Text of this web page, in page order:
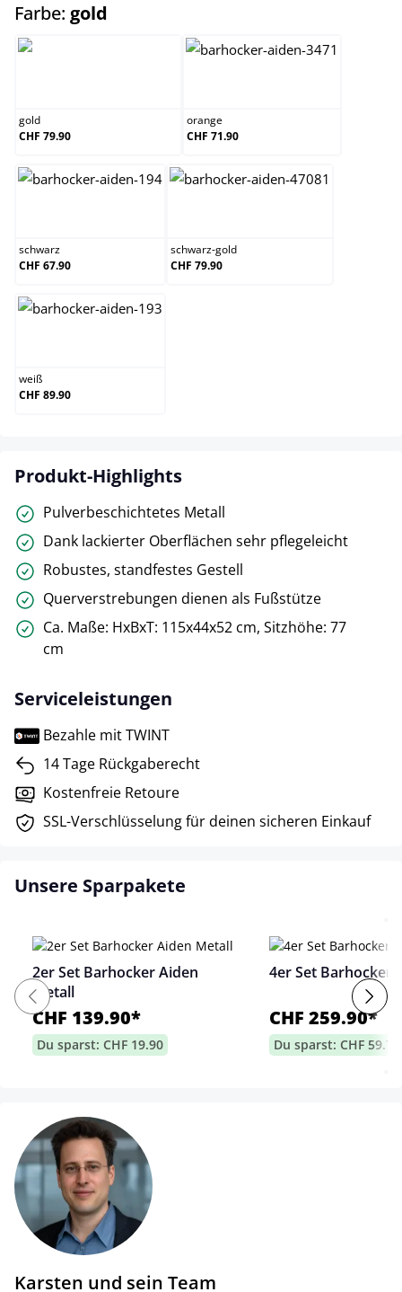
Farbe: gold
gold
CHF 79.90
orange
CHF 71.90
schwarz
CHF 67.90
schwarz-gold
CHF 79.90
weiß
CHF 89.90
Produkt-Highlights
Pulverbeschichtetes Metall
Dank lackierter Oberflächen sehr pflegeleicht
Robustes, standfestes Gestell
Querverstrebungen dienen als Fußstütze
Ca. Maße: HxBxT: 115x44x52 cm, Sitzhöhe: 77
cm
Serviceleistungen
Bezahle mit TWINT
14 Tage Rückgaberecht
Kostenfreie Retoure
SSL-Verschlüsselung für deinen sicheren Einkauf
Unsere Sparpakete
2er Set Barhocker Aiden
Metall
CHF 139.90*
Du sparst: CHF 19.90
4er Set Barhocker
CHF 259.90*
Du sparst: CHF 59.70
Karsten und sein Team